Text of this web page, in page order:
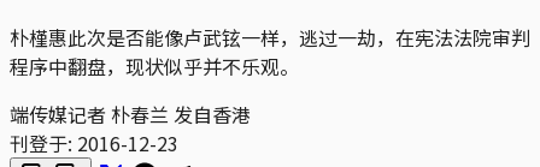
朴槿惠此次是否能像卢武铉一样，逃过一劫，在宪法法院审判
程序中翻盘，现状似乎并不乐观。
端传媒记者 朴春兰 发自香港
刊登于: 2016-12-23